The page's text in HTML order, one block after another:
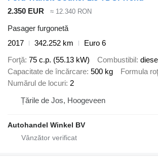
2.350 EUR
≈ 12.340 RON
Pasager furgonetă
2017
342.252 km
Euro 6
Forţă 75 c.p. (55.13 kW) Combustibil
Capacitate de încărcare 500 kg Formula
Numărul de locuri 2
Țările de Jos, Hoogeveen
Autohandel Winkel BV